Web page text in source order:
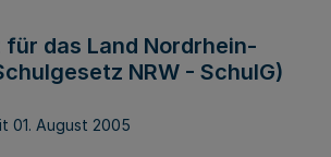
das Land Nordrhein-
NRW - SchulG)
01. August 2005